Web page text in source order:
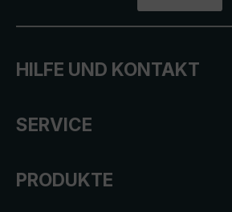
HILFE UND KONTAKT
SERVICE
PRODUKTE